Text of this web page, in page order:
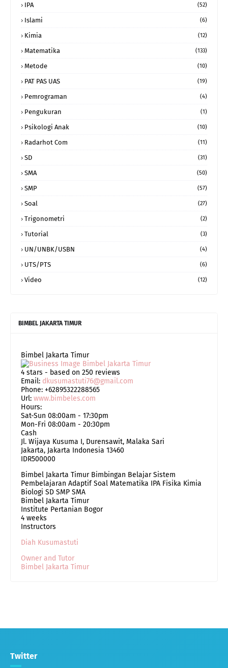
IPA (52)
Islami (6)
Kimia (12)
Matematika (133)
Metode (10)
PAT PAS UAS (19)
Pemrograman (4)
Pengukuran (1)
Psikologi Anak (10)
Radarhot Com (11)
SD (31)
SMA (50)
SMP (57)
Soal (27)
Trigonometri (2)
Tutorial (3)
UN/UNBK/USBN (4)
UTS/PTS (6)
Video (12)
BIMBEL JAKARTA TIMUR
Bimbel Jakarta Timur
4 stars - based on 250 reviews
Email: dkusumastuti76@gmail.com
Phone: +62895322288565
Url: www.bimbeles.com
Hours:
Sat-Sun 08:00am - 17:30pm
Mon-Fri 08:00am - 20:30pm
Cash
Jl. Wijaya Kusuma I, Durensawit, Malaka Sari
Jakarta, Jakarta Indonesia 13460
IDR500000
Bimbel Jakarta Timur Bimbingan Belajar Sistem
Pembelajaran Adaptif Soal Matematika IPA Fisika Kimia
Biologi SD SMP SMA
Bimbel Jakarta Timur
Institute Pertanian Bogor
4 weeks
Instructors
Diah Kusumastuti
Owner and Tutor
Bimbel Jakarta Timur
Twitter